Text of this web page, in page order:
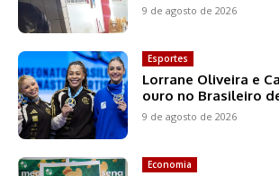
9 de agosto de 2026
Esportes
Lorrane Oliveira e
ouro no Brasileiro
9 de agosto de 2026
Economia